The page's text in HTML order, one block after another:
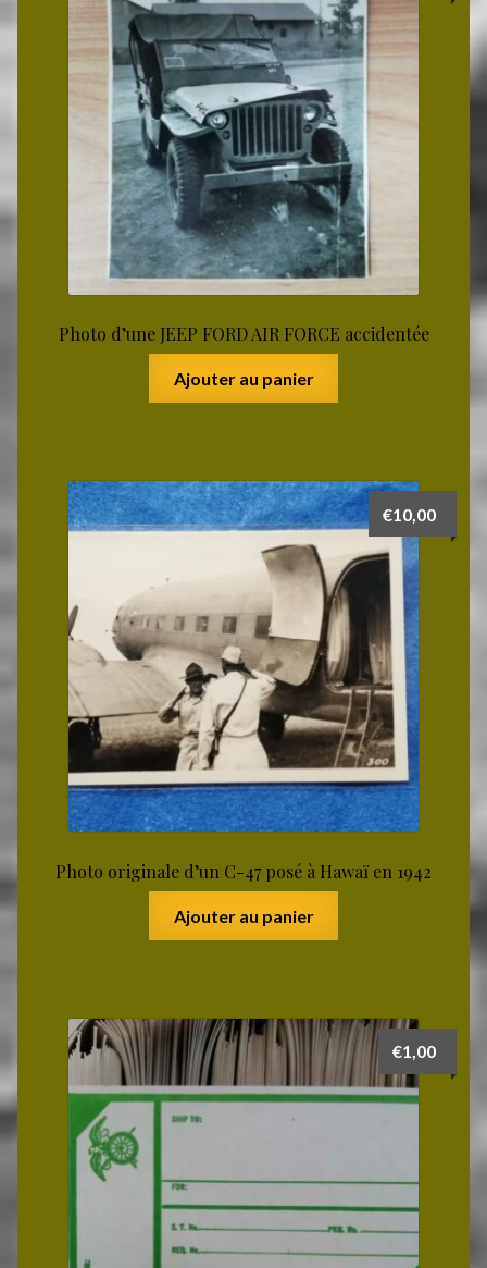
Photo d’une JEEP FORD AIR FORCE accidentée
Ajouter au panier
Photo originale d’un C-47 posé à Hawaï en 1942
€10,00
Ajouter au panier
€1,00